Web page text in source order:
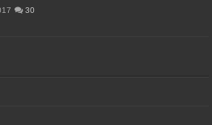
30